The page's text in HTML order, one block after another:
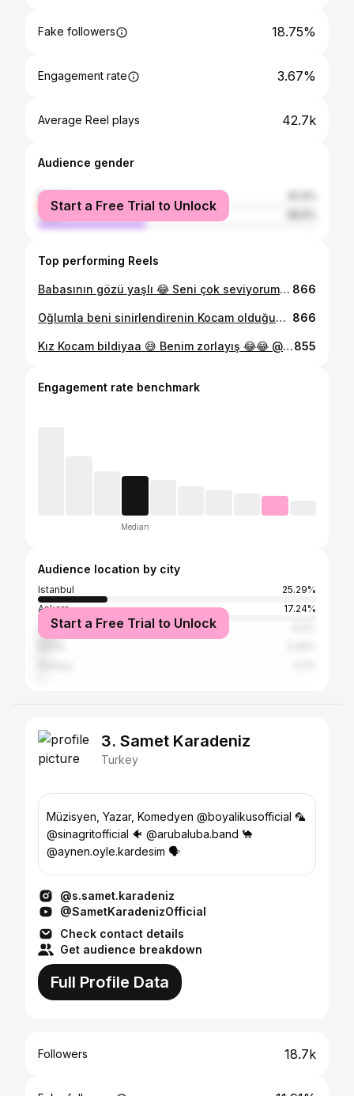
Fake followers 18.75%
Engagement rate 3.67%
Average Reel plays 42.7k
Audience gender
female
male
Start a Free Trial to Unlock
Top performing Reels
Babasının gözü yaşlı 😂 Seni çok seviyorum Annecim ❤️ @kinacigoktug @kinaci_family 866
Oğlumla beni sinirlendirenin Kocam olduğunu farketmişizdir... 😂😍 @kinacigoktug @isakinaci . . . . . #ai̇le #keşfet #keşfetteyiz #akım #fyp 866
Kız Kocam bildiyaa 😅 Benim zorlayış 😂😂 @isakinaci @kinaci_family . . . . . #karıkoca #aile #oyun #keşfetteyizzz #ankara855
Engagement rate benchmark
Median
Audience location by city
Istanbul
25.29%
Ankara
17.24%
İzmirStart a Free Trial to Unlock
3. Samet Karadeniz
Turkey
Müzisyen, Yazar, Komedyen @boyalikusofficial 🦜
@sinagritofficial 🐠 @arubaluba.band 🐪
@aynen.oyle.kardesim 🗣️
@s.samet.karadeniz
@SametKaradenizOfficial
Check contact details
Get audience breakdown
Full Profile Data
Followers 18.7k